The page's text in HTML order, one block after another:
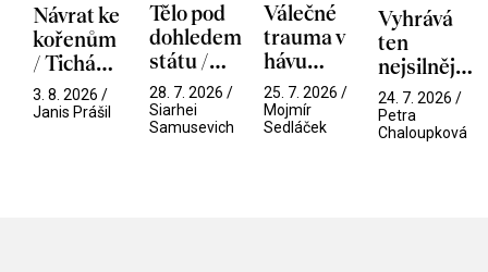
Návrat ke
kořenům
/ Tichá
přítelkyně
3. 8. 2026 /
Janis Prášil
Tělo pod
dohledem
státu /
Pramen
28. 7. 2026 /
Siarhei
Samusevich
Válečné
trauma v
hávu
spektáklu
/ Odyssea
25. 7. 2026 /
Mojmír
Sedláček
Vyhrává
ten
nejsilnější
/ V nitru
manosféry
24. 7. 2026 /
Petra
Chaloupková